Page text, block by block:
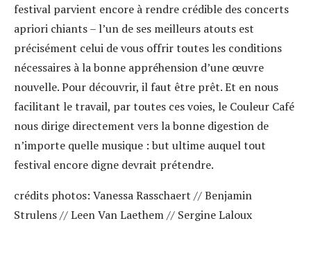
festival parvient encore à rendre crédible des concerts
apriori chiants – l’un de ses meilleurs atouts est
précisément celui de vous offrir toutes les conditions
nécessaires à la bonne appréhension d’une œuvre
nouvelle. Pour découvrir, il faut être prêt. Et en nous
facilitant le travail, par toutes ces voies, le Couleur Café
nous dirige directement vers la bonne digestion de
n’importe quelle musique : but ultime auquel tout
festival encore digne devrait prétendre.
crédits photos: Vanessa Rasschaert // Benjamin
Strulens // Leen Van Laethem // Sergine Laloux